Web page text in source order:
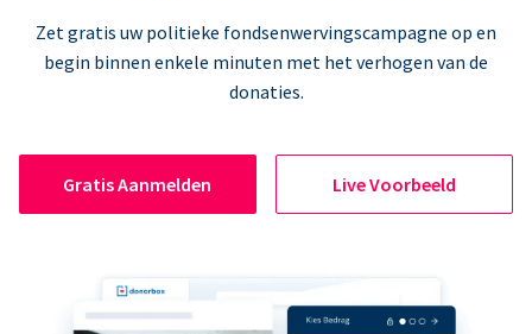
Zet gratis uw politieke fondsenwervingscampagne op en
begin binnen enkele minuten met het verhogen van de
donaties.
Gratis Aanmelden Live Voorbeeld